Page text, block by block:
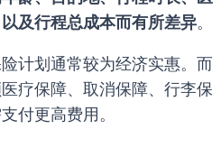
及行程总成本而有所差异。
计划通常较为经济实惠。而
疗保障、取消保障、行李保
付更高费用。